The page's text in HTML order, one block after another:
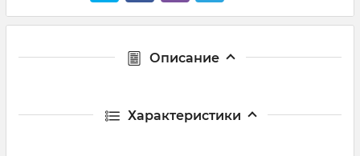
Описание
Характеристики